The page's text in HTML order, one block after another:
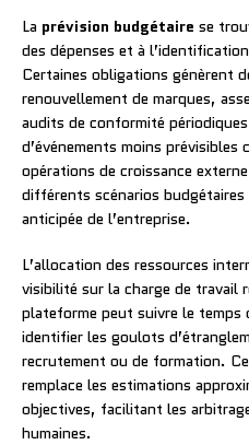
La prévision budgétaire se
des dépenses et à
Certaines obligations génèrent
renouvellement de marques,
audits de conformité
d’événements moins
opérations de croissance
différents scénarios
anticipée de l’entreprise.
L’allocation des ressources
visibilité sur la charge de travail
plateforme peut suivre le temps
identifier les goulots
recrutement ou de formation.
remplace les estimations
objectives, facilitant les
humaines.